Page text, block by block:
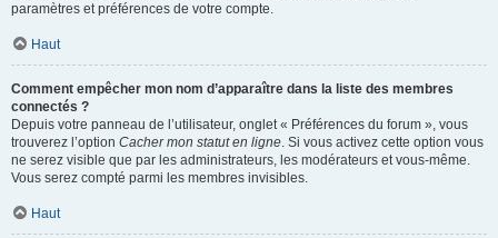
paramètres et préférences de votre compte.
Haut
Comment empêcher mon nom d’apparaître dans la liste des membres
connectés ?
Depuis votre panneau de l’utilisateur, onglet « Préférences du forum », vous
trouverez l’option Cacher mon statut en ligne. Si vous activez cette option vous
ne serez visible que par les administrateurs, les modérateurs et vous-même.
Vous serez compté parmi les membres invisibles.
Haut